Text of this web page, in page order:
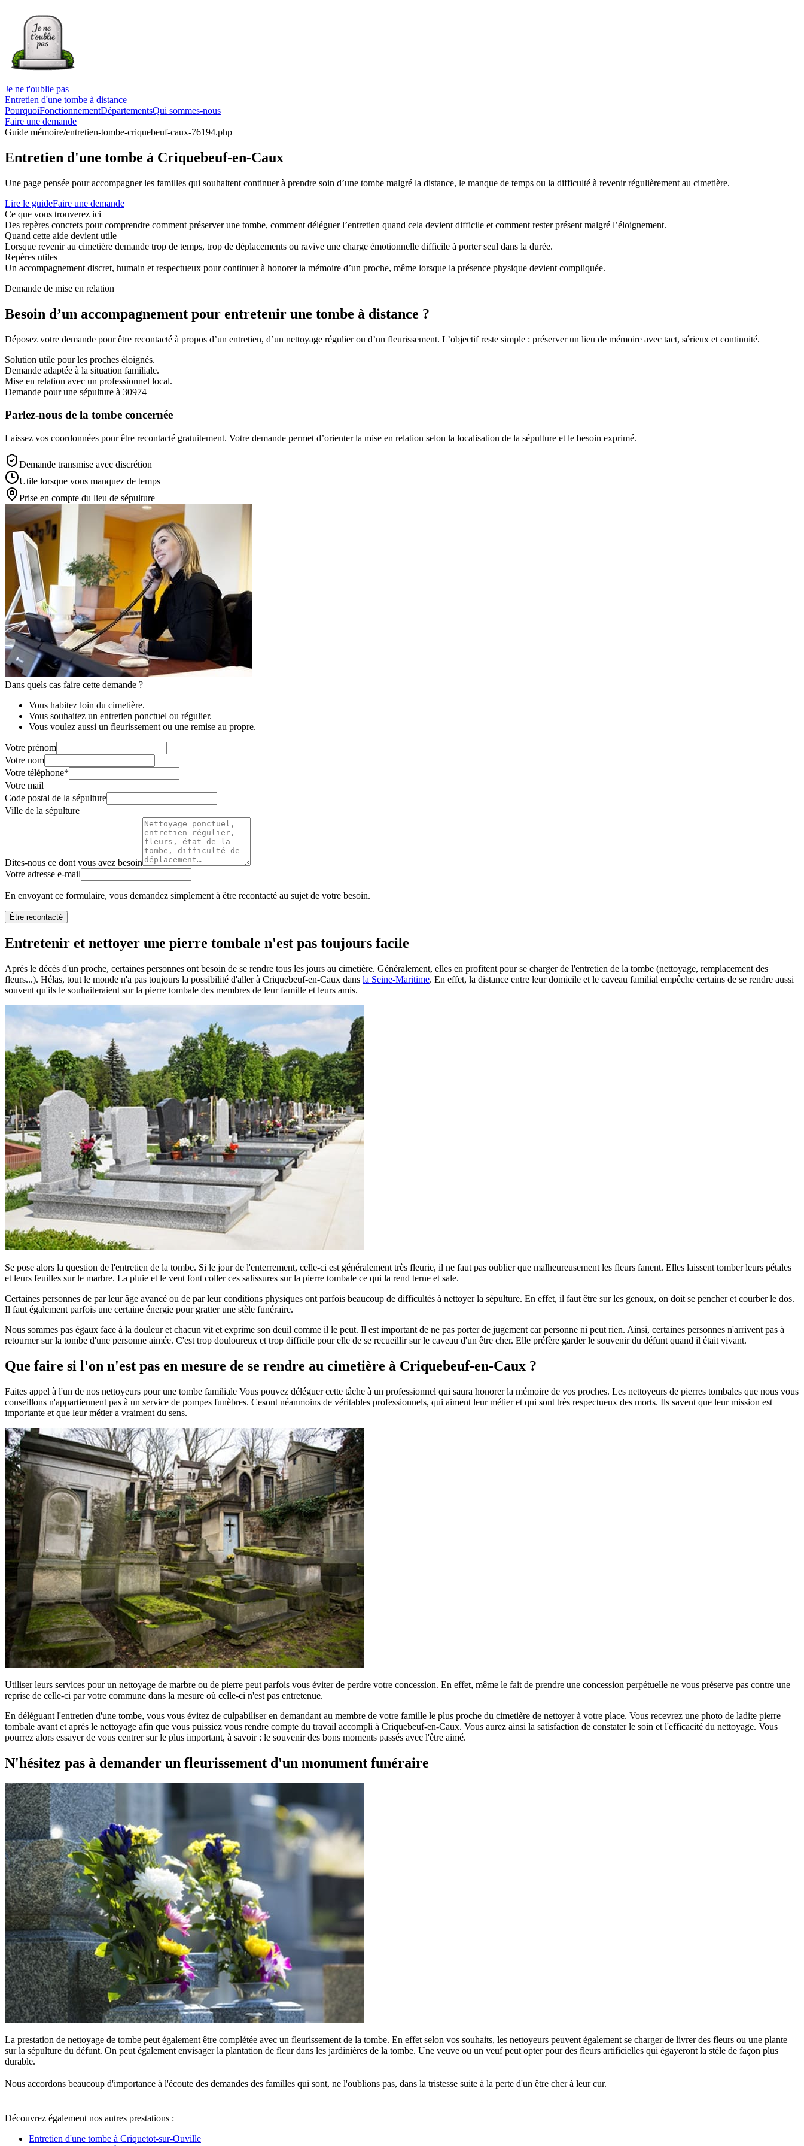
Je ne t'oublie pas
Entretien d'une tombe à distance
PourquoiFonctionnementDépartementsQui sommes-nous
Faire une demande
Guide mémoire/entretien-tombe-criquebeuf-caux-76194.php
Entretien d'une tombe à Criquebeuf-en-Caux
Une page pensée pour accompagner les familles qui souhaitent continuer à prendre soin d’une tombe malgré la distance, le manque de temps ou la difficulté à revenir régulièrement au cimetière.
Lire le guideFaire une demande
Ce que vous trouverez ici
Des repères concrets pour comprendre comment préserver une tombe, comment déléguer l’entretien quand cela devient difficile et comment rester présent malgré l’éloignement.
Quand cette aide devient utile
Lorsque revenir au cimetière demande trop de temps, trop de déplacements ou ravive une charge émotionnelle difficile à porter seul dans la durée.
Repères utiles
Un accompagnement discret, humain et respectueux pour continuer à honorer la mémoire d’un proche, même lorsque la présence physique devient compliquée.
Demande de mise en relation
Besoin d’un accompagnement pour entretenir une tombe à distance ?
Déposez votre demande pour être recontacté à propos d’un entretien, d’un nettoyage régulier ou d’un fleurissement. L’objectif reste simple : préserver un lieu de mémoire avec tact, sérieux et continuité.
Solution utile pour les proches éloignés.
Demande adaptée à la situation familiale.
Mise en relation avec un professionnel local.
Demande pour une sépulture à 30974
Parlez-nous de la tombe concernée
Laissez vos coordonnées pour être recontacté gratuitement. Votre demande permet d’orienter la mise en relation selon la localisation de la sépulture et le besoin exprimé.
Demande transmise avec discrétion
Utile lorsque vous manquez de temps
Prise en compte du lieu de sépulture
Dans quels cas faire cette demande ?
Vous habitez loin du cimetière.
Vous souhaitez un entretien ponctuel ou régulier.
Vous voulez aussi un fleurissement ou une remise au propre.
Votre prénom
Votre nom
Votre téléphone*
Votre mail
Code postal de la sépulture
Ville de la sépulture
Dites-nous ce dont vous avez besoin
Votre adresse e-mail
En envoyant ce formulaire, vous demandez simplement à être recontacté au sujet de votre besoin.
Être recontacté
Entretenir et nettoyer une pierre tombale n'est pas toujours facile
Après le décès d'un proche, certaines personnes ont besoin de se rendre tous les jours au cimetière. Généralement, elles en profitent pour se charger de l'entretien de la tombe (nettoyage, remplacement des
fleurs...). Hélas, tout le monde n'a pas toujours la possibilité d'aller à Criquebeuf-en-Caux dans la Seine-Maritime. En effet, la distance entre leur domicile et le caveau familial empêche certains de se rendre aussi
souvent qu'ils le souhaiteraient sur la pierre tombale des membres de leur famille et leurs amis.
Se pose alors la question de l'entretien de la tombe. Si le jour de l'enterrement, celle-ci est généralement très fleurie, il ne faut pas oublier que malheureusement les fleurs fanent. Elles laissent tomber leurs pétales
et leurs feuilles sur le marbre. La pluie et le vent font coller ces salissures sur la pierre tombale ce qui la rend terne et sale.
Certaines personnes de par leur âge avancé ou de par leur conditions physiques ont parfois beaucoup de difficultés à nettoyer la sépulture. En effet, il faut être sur les genoux, on doit se pencher et courber le dos.
Il faut également parfois une certaine énergie pour gratter une stèle funéraire.
Nous sommes pas égaux face à la douleur et chacun vit et exprime son deuil comme il le peut. Il est important de ne pas porter de jugement car personne ni peut rien. Ainsi, certaines personnes n'arrivent pas à
retourner sur la tombe d'une personne aimée. C'est trop douloureux et trop difficile pour elle de se recueillir sur le caveau d'un être cher. Elle préfère garder le souvenir du défunt quand il était vivant.
Que faire si l'on n'est pas en mesure de se rendre au cimetière à Criquebeuf-en-Caux ?
Faites appel à l'un de nos nettoyeurs pour une tombe familiale Vous pouvez déléguer cette tâche à un professionnel qui saura honorer la mémoire de vos proches. Les nettoyeurs de pierres tombales que nous vous
conseillons n'appartiennent pas à un service de pompes funèbres. Cesont néanmoins de véritables professionnels, qui aiment leur métier et qui sont très respectueux des morts. Ils savent que leur mission est
importante et que leur métier a vraiment du sens.
Utiliser leurs services pour un nettoyage de marbre ou de pierre peut parfois vous éviter de perdre votre concession. En effet, même le fait de prendre une concession perpétuelle ne vous préserve pas contre une
reprise de celle-ci par votre commune dans la mesure où celle-ci n'est pas entretenue.
En déléguant l'entretien d'une tombe, vous vous évitez de culpabiliser en demandant au membre de votre famille le plus proche du cimetière de nettoyer à votre place. Vous recevrez une photo de ladite pierre
tombale avant et après le nettoyage afin que vous puissiez vous rendre compte du travail accompli à Criquebeuf-en-Caux. Vous aurez ainsi la satisfaction de constater le soin et l'efficacité du nettoyage. Vous
pourrez alors essayer de vous centrer sur le plus important, à savoir : le souvenir des bons moments passés avec l'être aimé.
N'hésitez pas à demander un fleurissement d'un monument funéraire
La prestation de nettoyage de tombe peut également être complétée avec un fleurissement de la tombe. En effet selon vos souhaits, les nettoyeurs peuvent également se charger de livrer des fleurs ou une plante
sur la sépulture du défunt. On peut également envisager la plantation de fleur dans les jardinières de la tombe. Une veuve ou un veuf peut opter pour des fleurs artificielles qui égayeront la stèle de façon plus
durable.
Nous accordons beaucoup d'importance à l'écoute des demandes des familles qui sont, ne l'oublions pas, dans la tristesse suite à la perte d'un être cher à leur cur.
Découvrez également nos autres prestations :
Entretien d'une tombe à Criquetot-sur-Ouville